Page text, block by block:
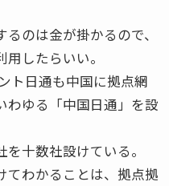
のは金が掛かるので、
したらいい。
ト日通も中国に拠点網
わゆる「中国日通」を設
十数社設けている。
てわかることは、拠点拠